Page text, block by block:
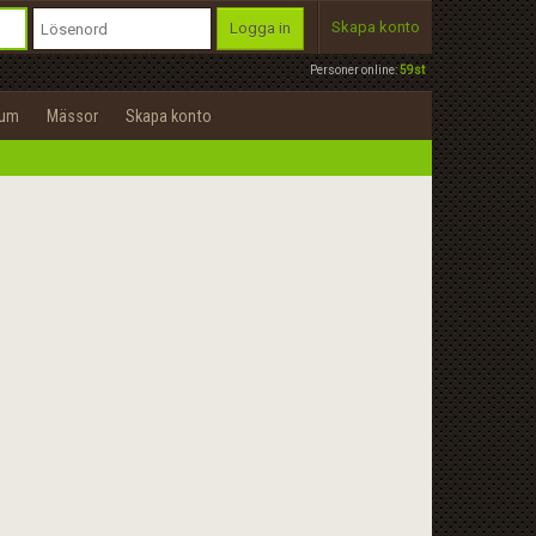
Personer online:59st
Logga in Skapa konto
Mässor Skapa konto